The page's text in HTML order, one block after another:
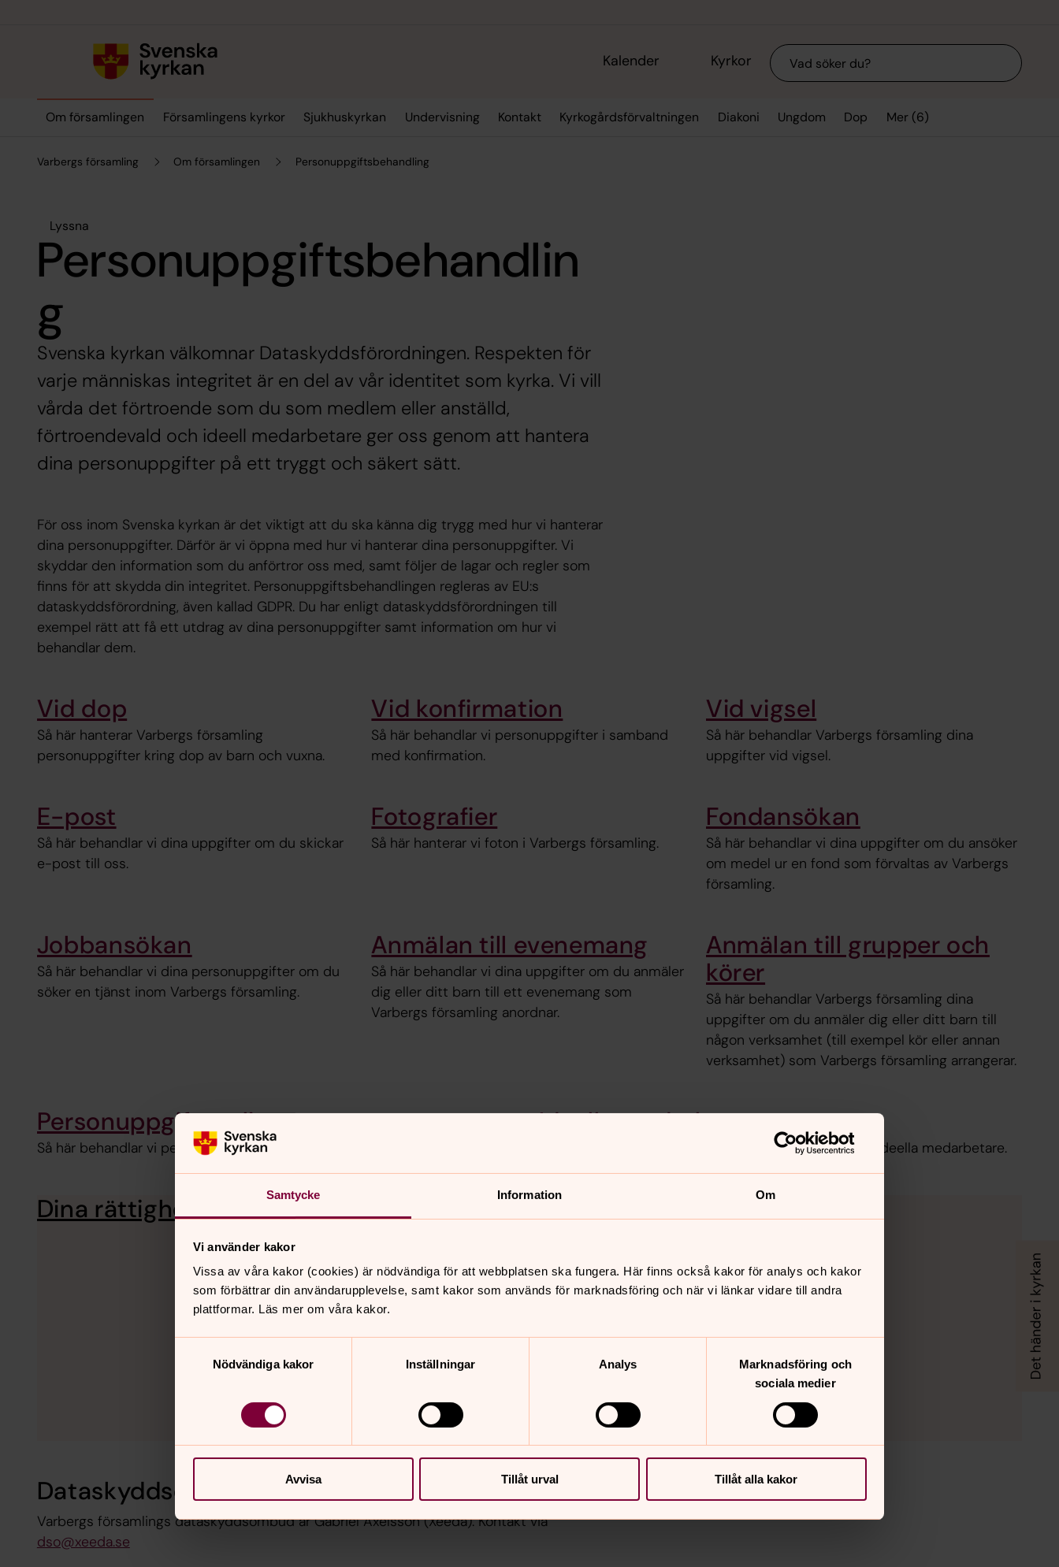
Samtycke Information Om
Vi använder kakor
Vissa av våra kakor (cookies) är nödvändiga för att webbplatsen ska fungera. Här finns också kakor för analys och kakor
som förbättrar din användarupplevelse, samt kakor som används för marknadsföring och när vi länkar vidare till andra
plattformar. Läs mer om våra kakor.
Nödvändiga kakor
Inställningar Analys
Marknadsföring och
sociala medier
Avvisa Tillåt urval Tillåt alla kakor
Kalender Kyrkor Sök
Om församlingen Församlingens kyrkor Sjukhuskyrkan Undervisning Kontakt Kyrkogårdsförvaltningen Diakoni Ungdom Dop Mer (6)
Varbergs församling Om församlingen Personuppgiftsbehandling
Lyssna
Personuppgiftsbehandlin
g
Svenska kyrkan välkomnar Dataskyddsförordningen. Respekten för
varje människas integritet är en del av vår identitet som kyrka. Vi vill
vårda det förtroende som du som medlem eller anställd,
förtroendevald och ideell medarbetare ger oss genom att hantera
dina personuppgifter på ett tryggt och säkert sätt.
För oss inom Svenska kyrkan är det viktigt att du ska känna dig trygg med hur vi hanterar
dina personuppgifter. Därför är vi öppna med hur vi hanterar dina personuppgifter. Vi
skyddar den information som du anförtror oss med, samt följer de lagar och regler som
finns för att skydda din integritet. Personuppgiftsbehandlingen regleras av EU:s
dataskyddsförordning, även kallad GDPR. Du har enligt dataskyddsförordningen till
exempel rätt att få ett utdrag av dina personuppgifter samt information om hur vi
behandlar dem.
Vid dop
Så här hanterar Varbergs församling
personuppgifter kring dop av barn och vuxna.
Vid konfirmation
Så här behandlar vi personuppgifter i samband
med konfirmation.
Vid vigsel
Så här behandlar Varbergs församling dina
uppgifter vid vigsel.
E-post
Så här behandlar vi dina uppgifter om du skickar
e-post till oss.
Fotografier
Så här hanterar vi foton i Varbergs församling.
Fondansökan
Så här behandlar vi dina uppgifter om du ansöker
om medel ur en fond som förvaltas av Varbergs
församling.
Jobbansökan
Så här behandlar vi dina personuppgifter om du
söker en tjänst inom Varbergs församling.
Anmälan till evenemang
Så här behandlar vi dina uppgifter om du anmäler
dig eller ditt barn till ett evenemang som
Varbergs församling anordnar.
Anmälan till grupper och
körer
Så här behandlar Varbergs församling dina
uppgifter om du anmäler dig eller ditt barn till
någon verksamhet (till exempel kör eller annan
verksamhet) som Varbergs församling arrangerar.
Personuppgiftspolicy
Så här behandlar vi personuppgifter i Varbergs församling
Ideella medarbetare
Så här behandlar Varbergs församling uppgifter kring ideella medarbetare.
Dina rättigheter
Dataskyddsombud
Varbergs församlings dataskyddsombud är Gabriel Axelsson (Xeeda). Kontakt via
dso@xeeda.se